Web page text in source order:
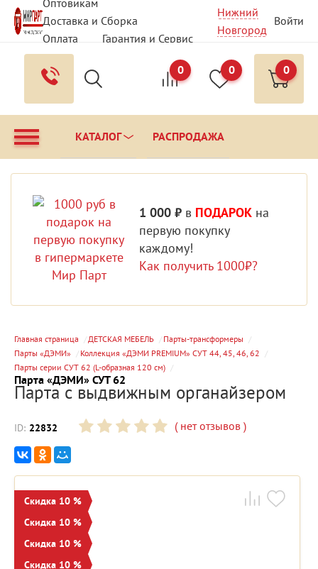
Оптовикам
Доставка и Сборка
Оплата
Гарантия и Сервис
Вопрос - Ответ
Контакты
Нижний
Новгород
Войти
0 0 0
КАТАЛОГ РАСПРОДАЖА
1 000 ₽ в ПОДАРОК на
первую покупку
каждому!
Как получить 1000₽?
Главная страница ДЕТСКАЯ МЕБЕЛЬ
Парты-трансформеры
Парты «ДЭМИ»
Коллекция «ДЭМИ PREMIUM» СУТ 44, 45, 46, 62
Парты серии СУТ 62 (L-образная 120 см)
Парта «ДЭМИ» СУТ 62
Парта с выдвижным органайзером
ID: 22832 (нет отзывов )
Скидка 10 %
Скидка 10 %
Скидка 10 %
Скидка 10 %